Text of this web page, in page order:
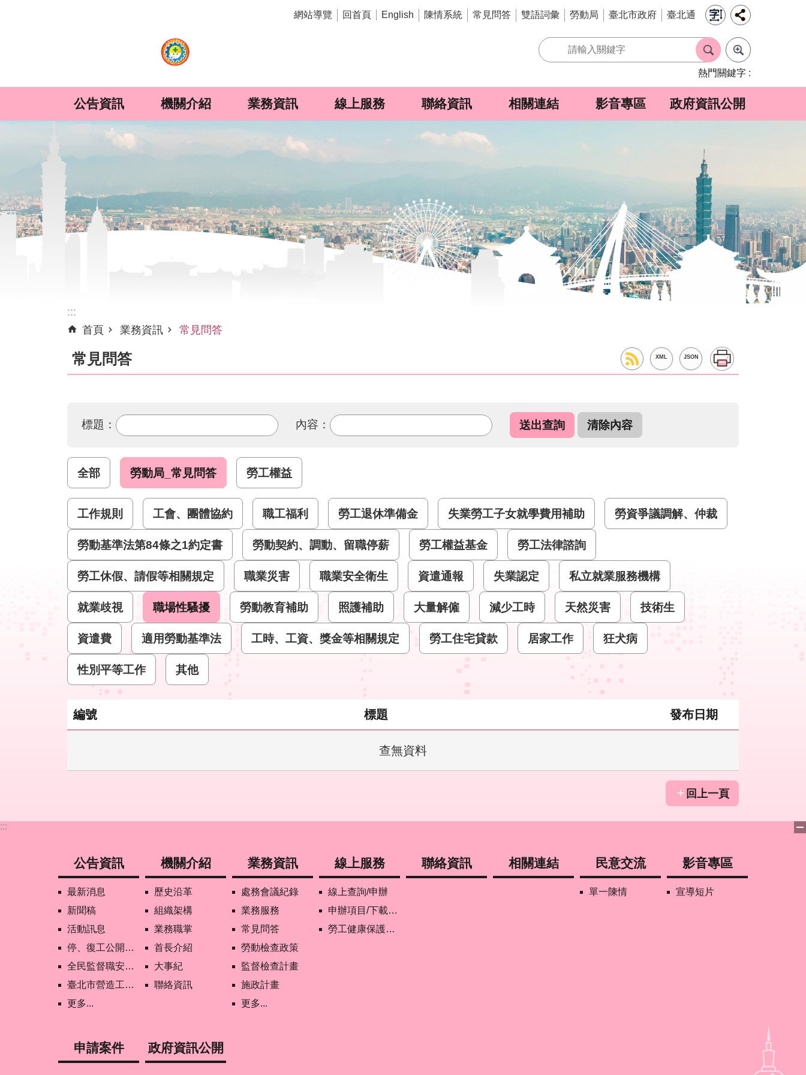
網站導覽
回首頁 English 陳情系統 常見問答 雙語詞彙 勞動局 臺北市政府 臺北通
熱門關鍵字
公告資訊 機關介紹 業務資訊 線上服務 聯絡資訊 相關連結 影音專區 政府資訊公開
:::
首頁
業務資訊 常見問答
常見問答 XML JSON
標題： 內容：
全部 勞動局_常見問答 勞工權益
工作規則 工會、團體協約 職工福利 勞工退休準備金 失業勞工子女就學費用補助 勞資爭議調解、仲裁
勞動基準法第84條之1約定書 勞動契約、調動、留職停薪 勞工權益基金 勞工法律諮詢
勞工休假、請假等相關規定 職業災害 職業安全衛生 資遣通報 失業認定 私立就業服務機構
就業歧視 職場性騷擾 勞動教育補助 照護補助 大量解僱 減少工時 天然災害 技術生
資遣費 適用勞動基準法 工時、工資、獎金等相關規定 勞工住宅貸款 居家工作 狂犬病
性別平等工作 其他
編號 標題 發布日期
查無資料
回上一頁
:::
公告資訊
最新消息
新聞稿
活動訊息
停、復工公開資訊查詢
全民監督職安地圖
臺北市營造工地自主管理稽核施行專區及聯盟定期會議相關資料
更多...
機關介紹
歷史沿革
組織架構
業務職掌
首長介紹
大事紀
聯絡資訊
業務資訊
處務會議紀錄
業務服務
常見問答
勞動檢查政策
監督檢查計畫
施政計畫
更多...
線上服務
線上查詢/申辦
申辦項目/下載表格
勞工健康保護管理報備資訊網
聯絡資訊 相關連結 民意交流
單一陳情
影音專區
宣導短片
申請案件 政府資訊公開